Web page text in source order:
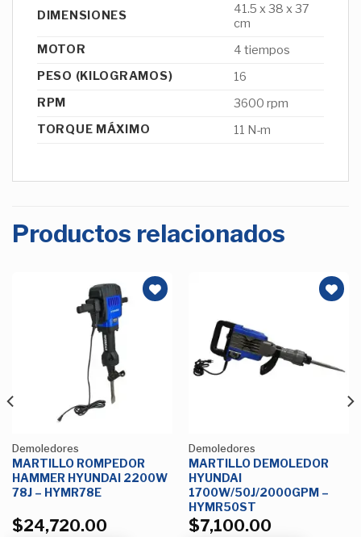
DIMENSIONES
41.5 x 38 x 37
cm
MOTOR
4 tiempos
PESO (KILOGRAMOS)
16
RPM
3600 rpm
TORQUE MÁXIMO
11 N-m
Productos relacionados
Demoledores
MARTILLO ROMPEDOR
HAMMER HYUNDAI 2200W
78J – HYMR78E
$24,720.00
deseos
Demoledores
MARTILLO DEMOLEDOR
HYUNDAI
1700W/50J/2000GPM –
HYMR50ST
$7,100.00